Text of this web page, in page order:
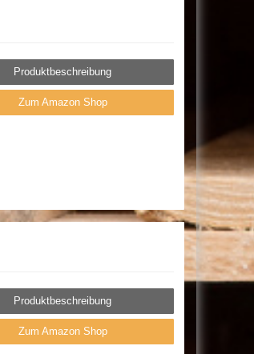
Produktbeschreibung
Zum Amazon Shop
Produktbeschreibung
Zum Amazon Shop